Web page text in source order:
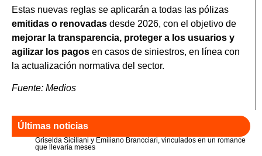
Estas nuevas reglas se aplicarán a todas las pólizas
emitidas o renovadas desde 2026, con el objetivo de
mejorar la transparencia, proteger a los usuarios y
agilizar los pagos en casos de siniestros, en línea con
la actualización normativa del sector.
Fuente: Medios
Últimas noticias
Griselda Siciliani y Emiliano Brancciari, vinculados en un romance
que llevaría meses